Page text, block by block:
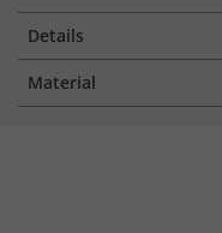
Details
Material